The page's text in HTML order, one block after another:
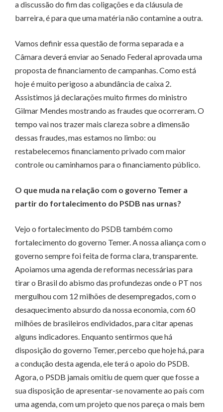
a discussão do fim das coligações e da cláusula de
barreira, é para que uma matéria não contamine a outra.
Vamos definir essa questão de forma separada e a
Câmara deverá enviar ao Senado Federal aprovada uma
proposta de financiamento de campanhas. Como está
hoje é muito perigoso a abundância de caixa 2.
Assistimos já declarações muito firmes do ministro
Gilmar Mendes mostrando as fraudes que ocorreram. O
tempo vai nos trazer mais clareza sobre a dimensão
dessas fraudes, mas estamos no limbo: ou
restabelecemos financiamento privado com maior
controle ou caminhamos para o financiamento público.
O que muda na relação com o governo Temer a
partir do fortalecimento do PSDB nas urnas?
Vejo o fortalecimento do PSDB também como
fortalecimento do governo Temer. A nossa aliança com o
governo sempre foi feita de forma clara, transparente.
Apoiamos uma agenda de reformas necessárias para
tirar o Brasil do abismo das profundezas onde o PT nos
mergulhou com 12 milhões de desempregados, com o
desaquecimento absurdo da nossa economia, com 60
milhões de brasileiros endividados, para citar apenas
alguns indicadores. Enquanto sentirmos que há
disposição do governo Temer, percebo que hoje há, para
a condução desta agenda, ele terá o apoio do PSDB.
Agora, o PSDB jamais omitiu de quem quer que fosse a
sua disposição de apresentar-se novamente ao país com
uma agenda, com um projeto que nos pareça o mais bem